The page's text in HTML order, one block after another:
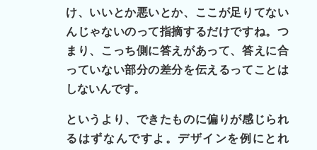
け、いいとか悪いとか、ここが足りてない
んじゃないのって指摘するだけですね。つ
まり、こっち側に答えがあって、答えに合
っていない部分の差分を伝えるってことは
しないんです。
というより、できたものに偏りが感じられ
るはずなんですよ。デザインを例にとれ